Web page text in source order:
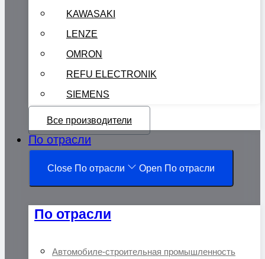
KAWASAKI
LENZE
OMRON
REFU ELECTRONIK
SIEMENS
Все производители
По отрасли
Close По отрасли Open По отрасли
По отрасли
Автомобиле-строительная промышленность